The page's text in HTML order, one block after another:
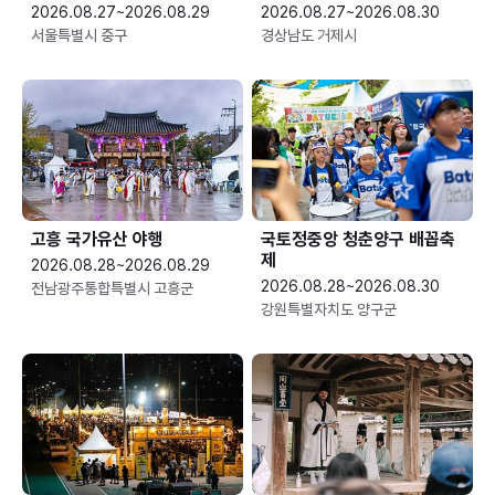
2026.08.27~2026.08.29
서울특별시 중구
2026.08.27~2026.08.30
경상남도 거제시
고흥 국가유산 야행
2026.08.28~2026.08.29
전남광주통합특별시 고흥군
국토정중앙 청춘양구 배꼽축
제
2026.08.28~2026.08.30
강원특별자치도 양구군